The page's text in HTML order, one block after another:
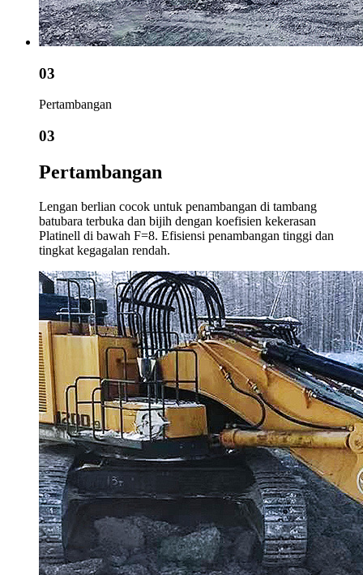
03
Pertambangan
03
Pertambangan
Lengan berlian cocok untuk penambangan di tambang
batubara terbuka dan bijih dengan koefisien kekerasan
Platinell di bawah F=8. Efisiensi penambangan tinggi dan
tingkat kegagalan rendah.